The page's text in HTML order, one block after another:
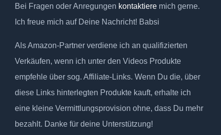
Bei Fragen oder Anregungen kontaktiere mich gerne.
Ich freue mich auf Deine Nachricht! Babsi
Als Amazon-Partner verdiene ich an qualifizierten
Verkäufen, wenn ich unter den Videos Produkte
empfehle über sog. Affiliate-Links. Wenn Du die, über
diese Links hinterlegten Produkte kauft, erhalte ich
eine kleine Vermittlungsprovision ohne, dass Du mehr
bezahlt. Danke für deine Unterstützung!